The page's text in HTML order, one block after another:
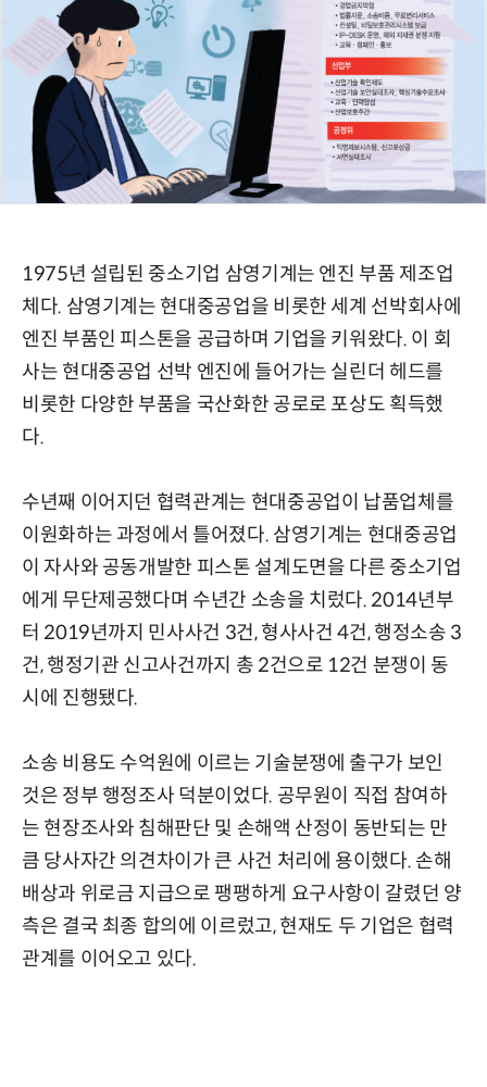
1975년 설립된 중소기업 삼영기계는 엔진 부품 제조업
체다. 삼영기계는 현대중공업을 비롯한 세계 선박회사에
엔진 부품인 피스톤을 공급하며 기업을 키워왔다. 이 회
사는 현대중공업 선박 엔진에 들어가는 실린더 헤드를
비롯한 다양한 부품을 국산화한 공로로 포상도 획득했
다.
수년째 이어지던 협력관계는 현대중공업이 납품업체를
이원화하는 과정에서 틀어졌다. 삼영기계는 현대중공업
이 자사와 공동개발한 피스톤 설계도면을 다른 중소기업
에게 무단제공했다며 수년간 소송을 치렀다. 2014년부
터 2019년까지 민사사건 3건, 형사사건 4건, 행정소송 3
건, 행정기관 신고사건까지 총 2건으로 12건 분쟁이 동
시에 진행됐다.
소송 비용도 수억원에 이르는 기술분쟁에 출구가 보인
것은 정부 행정조사 덕분이었다. 공무원이 직접 참여하
는 현장조사와 침해판단 및 손해액 산정이 동반되는 만
큼 당사자간 의견차이가 큰 사건 처리에 용이했다. 손해
배상과 위로금 지급으로 팽팽하게 요구사항이 갈렸던 양
측은 결국 최종 합의에 이르렀고, 현재도 두 기업은 협력
관계를 이어오고 있다.